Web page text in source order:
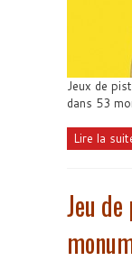
Jeux de
dans 53
Lire la
Jeu